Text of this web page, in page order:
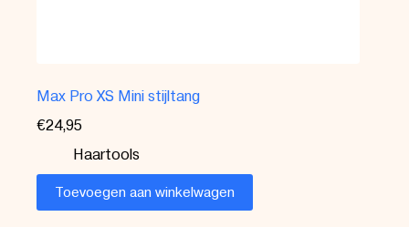
Max Pro XS Mini stijltang
€24,95
Haartools
Toevoegen aan winkelwagen